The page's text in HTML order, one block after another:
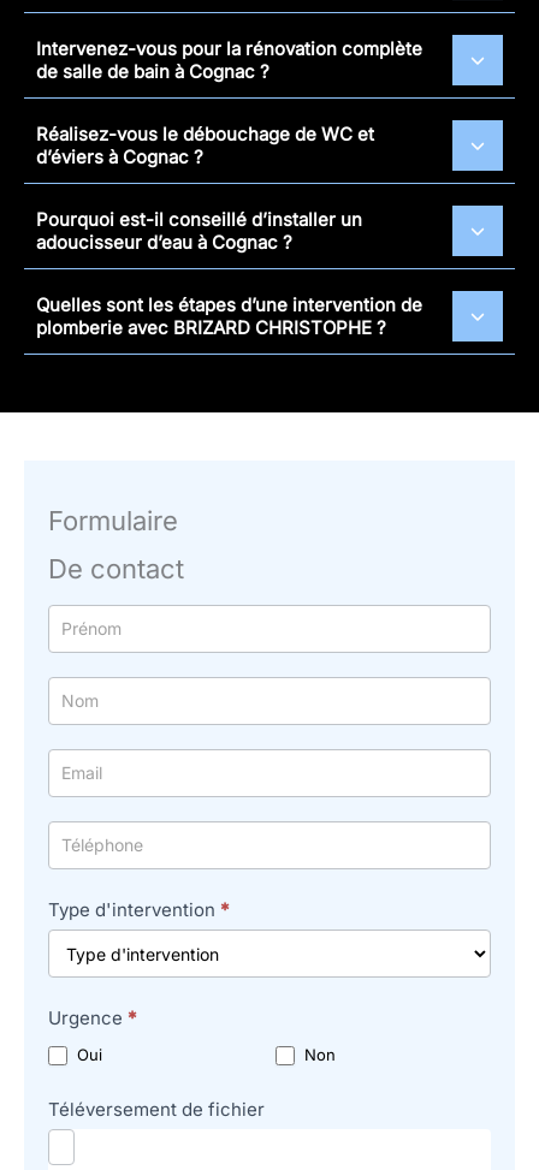
Intervenez-vous pour la rénovation complète
de salle de bain à Cognac ?
Réalisez-vous le débouchage de WC et
d’éviers à Cognac ?
Pourquoi est-il conseillé d’installer un
adoucisseur d’eau à Cognac ?
Quelles sont les étapes d’une intervention de
plomberie avec BRIZARD CHRISTOPHE ?
Formulaire
De contact
Formulaire
simple
avec
téléphone
Type d'intervention *
Urgence *
Oui Non
Téléversement de fichier